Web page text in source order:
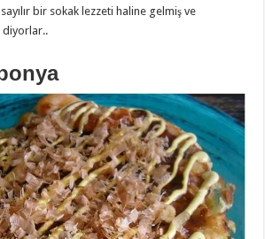
sayılır bir sokak lezzeti haline gelmiş ve
diyorlar..